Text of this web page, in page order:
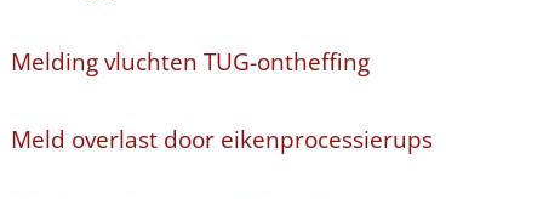
Melding vluchten TUG-ontheffing
Meld overlast door eikenprocessierups